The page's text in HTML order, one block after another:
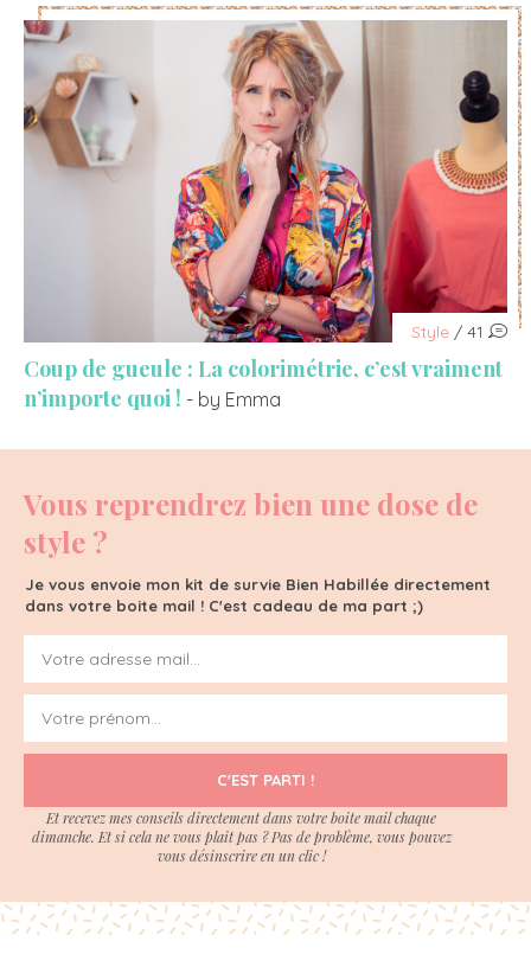
Style / 41
Coup de gueule : La colorimétrie, c’est vraiment
n’importe quoi ! - by Emma
Vous reprendrez bien une dose de
style ?
Je vous envoie mon kit de survie Bien Habillée directement
dans votre boite mail ! C'est cadeau de ma part ;)
C'EST PARTI !
Et recevez mes conseils directement dans votre boite mail chaque
dimanche. Et si cela ne vous plait pas ? Pas de problème, vous pouvez
vous désinscrire en un clic !